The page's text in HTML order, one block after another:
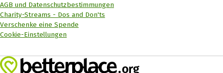
AGB und Datenschutzbestimmungen
Charity-Streams - Dos and Don'ts
Verschenke eine Spende
Cookie-Einstellungen